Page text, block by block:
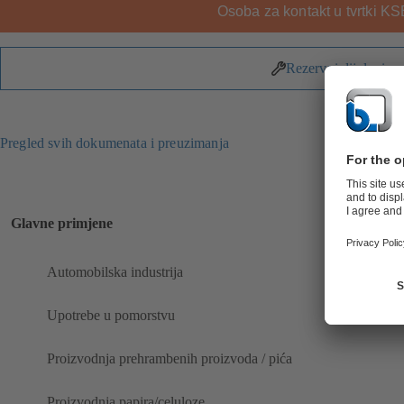
Osoba za kontakt u tvrtki
Rezervni dijelovi
Pregled svih dokumenata i preuzimanja
Glavne primjene
Automobilska industrija
Upotrebe u pomorstvu
Proizvodnja prehrambenih proizvoda / pića